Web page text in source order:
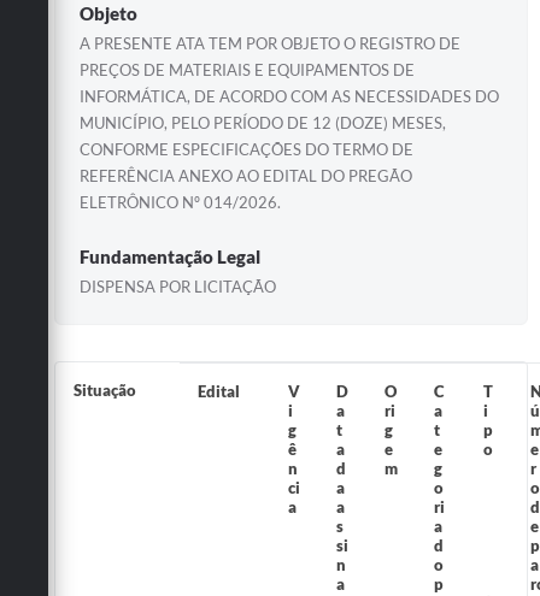
Objeto
A PRESENTE ATA TEM POR OBJETO O REGISTRO DE
PREÇOS DE MATERIAIS E EQUIPAMENTOS DE
INFORMÁTICA, DE ACORDO COM AS NECESSIDADES DO
MUNICÍPIO, PELO PERÍODO DE 12 (DOZE) MESES,
CONFORME ESPECIFICAÇÕES DO TERMO DE
REFERÊNCIA ANEXO AO EDITAL DO PREGÃO
ELETRÔNICO Nº 014/2026.
Fundamentação Legal
DISPENSA POR LICITAÇÃO
Situação Edital
V
i
g
ê
n
ci
a
D
a
t
a
d
a
a
s
si
n
a
O
ri
g
e
m
C
a
t
e
g
o
ri
a
d
o
p
T
i
p
o
ú
e
r
o
d
e
p
a